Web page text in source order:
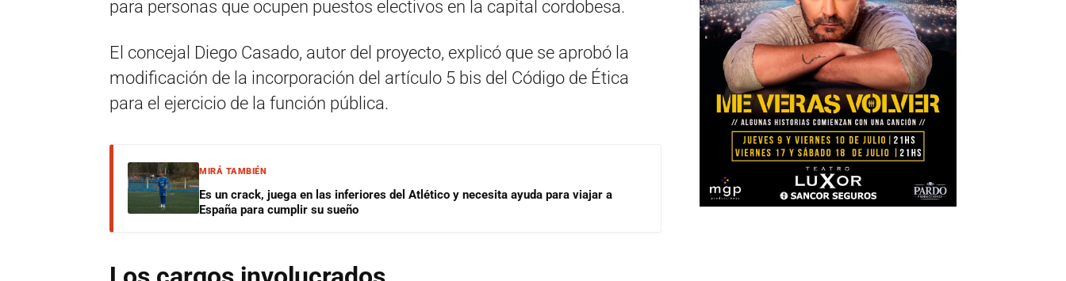
para personas que ocupen puestos electivos en la capital cordobesa.
El concejal Diego Casado, autor del proyecto, explicó que se aprobó la
modificación de la incorporación del artículo 5 bis del Código de Ética
para el ejercicio de la función pública.
MIRÁ TAMBIÉN
Es un crack, juega en las inferiores del Atlético y necesita ayuda para viajar a
España para cumplir su sueño